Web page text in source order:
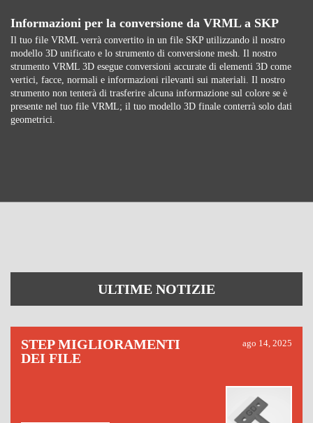
Informazioni per la conversione da VRML a SKP
Il tuo file VRML verrà convertito in un file SKP utilizzando il nostro
modello 3D unificato e lo strumento di conversione mesh. Il nostro
strumento VRML 3D esegue conversioni accurate di elementi 3D come
vertici, facce, normali e informazioni rilevanti sui materiali. Il nostro
strumento non tenterà di trasferire alcuna informazione sul colore se è
presente nel tuo file VRML; il tuo modello 3D finale conterrà solo dati
geometrici.
ULTIME NOTIZIE
STEP MIGLIORAMENTI
DEI FILE
ago 14, 2025